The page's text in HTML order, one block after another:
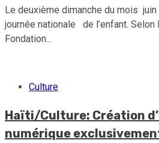
Le deuxième dimanche du mois
journée nationale de l’enfant. Selon
Fondation...
Culture
Haïti/Culture: Création
numérique